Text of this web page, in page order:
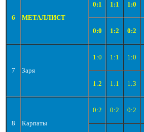
6 МЕТАЛЛИСТ
0:1 1:1 1:0
0:0
1:2 0:2
7 Заря
1:0 1:1 1:0
1:2
1:1 1:3
8 Карпаты
0:2 0:2 0:2